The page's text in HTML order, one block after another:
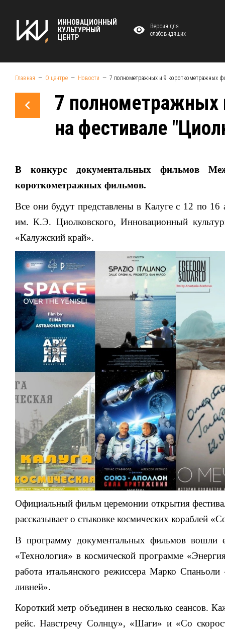
ИННОВАЦИОННЫЙ
КУЛЬТУРНЫЙ
ЦЕНТР
Версия для
слабовидящих
Главная О центре Новости 7 полнометражных и 9 короткометражных
7 полнометражных
на фестивале
В конкурс документальных фильмов
короткометражных фильмов.
Все они будут представлены в Калуге с 12 по
им. К.Э. Циолковского, Инновационный
«Калужский край».
Официальный фильм церемонии открытия
рассказывает о стыковке космических кораблей
В программу документальных фильмов вошли
«Технология» в космической программе
работа итальянского режиссера Марко
ливней».
Короткий метр объединен в несколько сеансов.
рейс. Навстречу Солнцу», «Шаги» и «Со